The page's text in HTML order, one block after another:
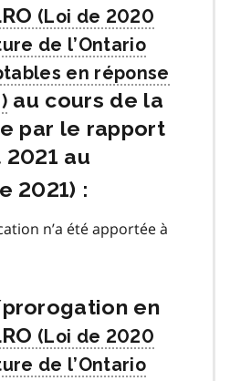
au cours de la
par le rapport
au
2021) :
n’a été apportée à
en